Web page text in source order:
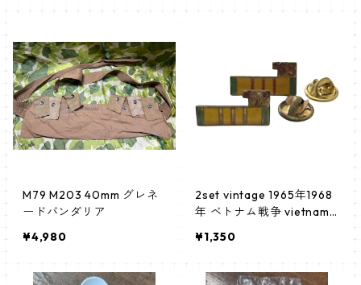
M79 M203 40mm グレネ
ードバンダリア
¥4,980
2set vintage 1965年1968
年 ベトナム戦争 vietnam
ピンバッジ
¥1,350